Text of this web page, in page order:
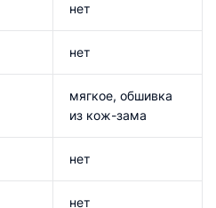
нет
нет
мягкое, обшивка
из кож-зама
нет
нет